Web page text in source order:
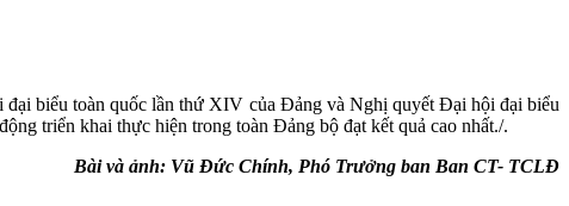
biểu toàn quốc lần thứ XIV của Đảng và Nghị quyết Đại hội đại biểu
triển khai thực hiện trong toàn Đảng bộ đạt kết quả cao nhất./.
Bài và ảnh: Vũ Đức Chính, Phó Trưởng ban Ban CT- TCLĐ